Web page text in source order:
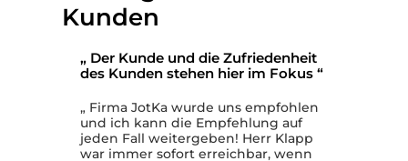
Kunden
„ Der Kunde und die Zufriedenheit
des Kunden stehen hier im Fokus “
„ Firma JotKa wurde uns empfohlen
und ich kann die Empfehlung auf
jeden Fall weitergeben! Herr Klapp
war immer sofort erreichbar, wenn